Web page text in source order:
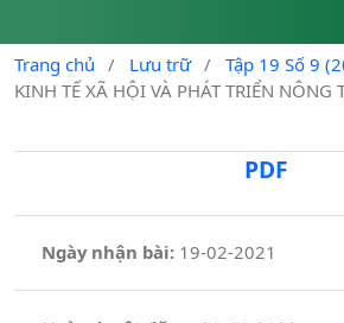
Trang chủ / Lưu trữ / Tập 19 Số 9
KINH TẾ XÃ HỘI VÀ PHÁT TRIỂN NÔNG
PDF
Ngày nhận bài: 19-02-2021